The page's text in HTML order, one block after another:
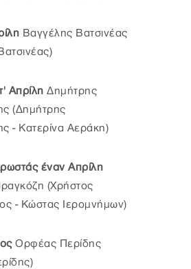
Βαγγέλης Βατσινέας
Απρίλη Δημήτρης
(Δημήτρης
- Κατερίνα Αεράκη)
έναν Απρίλη
(Χρήστος
- Κώστας Ιερομνήμων)
Ορφέας Περίδης